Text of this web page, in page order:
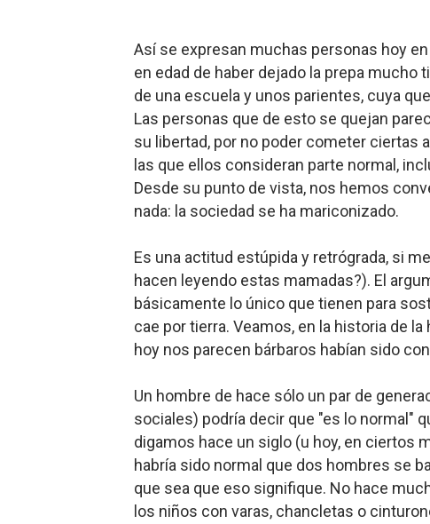
Así se expresan muchas personas hoy
en edad de haber dejado la prepa mucho
de una escuela y unos parientes, cuya
Las personas que de esto se quejan
su libertad, por no poder cometer ciertas
las que ellos consideran parte normal,
Desde su punto de vista, nos hemos
nada: la sociedad se ha mariconizado.
Es una actitud estúpida y retrógrada, si
hacen leyendo estas mamadas?). El
básicamente lo único que tienen para
cae por tierra. Veamos, en la historia de
hoy nos parecen bárbaros habían sido
Un hombre de hace sólo un par de
sociales) podría decir que "es lo normal"
digamos hace un siglo (u hoy, en ciertos
habría sido normal que dos hombres se
que sea que eso signifique. No hace
los niños con varas, chancletas o